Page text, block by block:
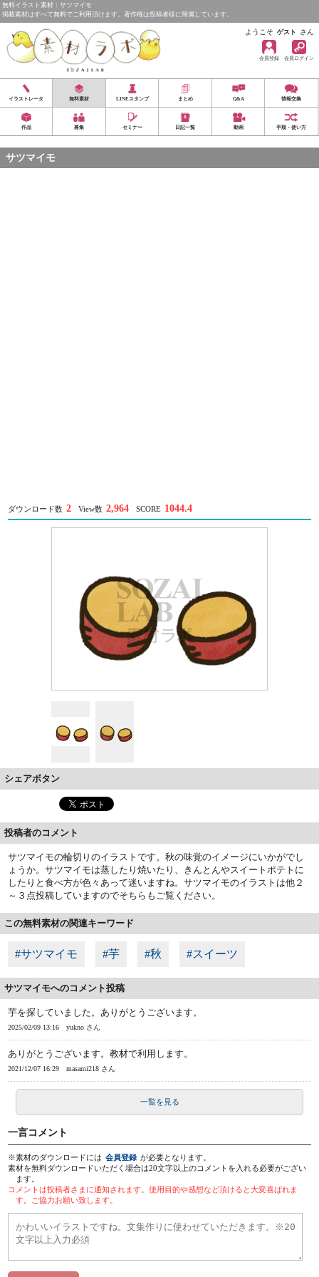
無料イラスト素材：サツマイモ
掲載素材はすべて無料でご利用頂けます。著作権は投稿者様に帰属しています。
ようこそ ゲスト さん
会員登録 会員ログイン
イラストレータ 無料素材 LINEスタンプ まとめ Q&A 情報交換
作品 募集 セミナー 日記一覧 動画 手順・使い方
サツマイモ
ダウンロード数 2 View数 2,964 SCORE 1044.4
シェアボタン
投稿者のコメント
サツマイモの輪切りのイラストです。秋の味覚のイメージにいかがでし
ょうか。サツマイモは蒸したり焼いたり、きんとんやスイートポテトに
したりと食べ方が色々あって迷いますね。サツマイモのイラストは他２
～３点投稿していますのでそちらもご覧ください。
この無料素材の関連キーワード
#サツマイモ #芋 #秋 #スイーツ
サツマイモへのコメント投稿
芋を探していました。ありがとうございます。
2025/02/09 13:16 yukno さん
ありがとうございます。教材で利用します。
2021/12/07 16:29 masami218 さん
一覧を見る
一言コメント
※素材のダウンロードには 会員登録 が必要となります。
素材を無料ダウンロードいただく場合は20文字以上のコメントを入れる必要がござい
ます。
コメントは投稿者さまに通知されます。使用目的や感想など頂けると大変喜ばれま
す。ご協力お願い致します。